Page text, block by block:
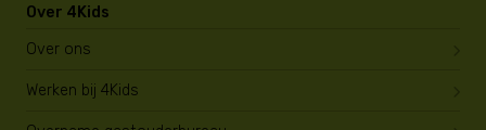
Over 4Kids
Over ons
Werken bij 4Kids